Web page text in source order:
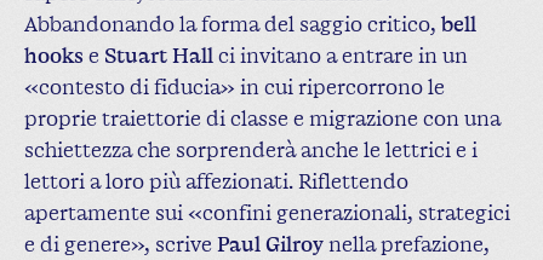
Abbandonando la forma del saggio critico, bell
hooks e Stuart Hallci invitano a entrare in un
«contesto di fiducia» in cui ripercorrono le
proprie traiettorie di classe e migrazione con una
schiettezza che sorprenderà anche le lettrici e i
lettori a loro più affezionati. Riflettendo
apertamente sui «confini generazionali, strategici
e di genere», scrivePaul Gilroynella prefazione,